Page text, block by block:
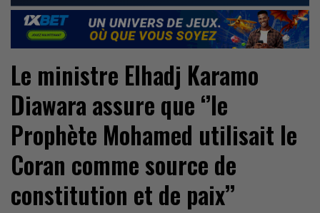
Le ministre Elhadj Karamo
Diawara assure que ‘’le
Prophète Mohamed utilisait le
Coran comme source de
constitution et de paix’’